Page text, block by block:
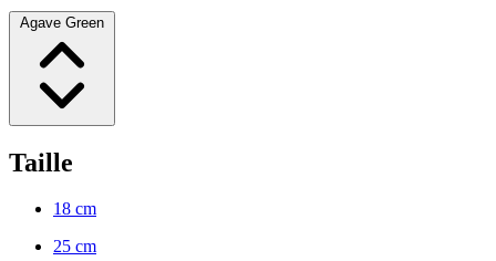
Agave Green
Taille
18 cm
25 cm